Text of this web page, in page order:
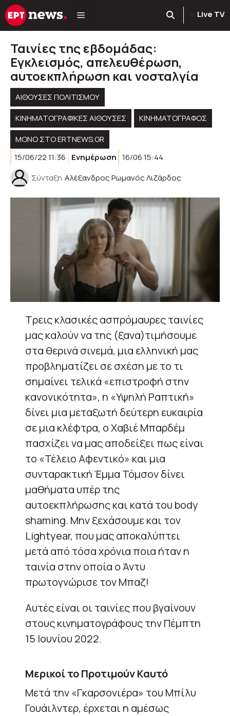
Μετάβαση
σε
Live TV
Ταινίες της εβδομάδας:
Εγκλεισμός, απελευθέρωση,
αυτοεκπλήρωση και νοσταλγία
ΑΊΘΟΥΣΕΣ ΠΟΛΙΤΙΣΜΟΎ
ΚΙΝΗΜΑΤΟΓΡΑΦΙΚΈΣ ΑΊΘΟΥΣΕΣ
ΚΙΝΗΜΑΤΟΓΡΆΦΟΣ
ΜΟΝΟ ΣΤΟ ERTNEWS.GR
15/06/22 11:36
Ενημέρωση 16/06 15:44
Σύνταξη Αλέξανδρος Ρωμανός Λιζάρδος
Τρεις κλασικές ασπρόμαυρες ταινίες
μας καλούν να της (ξανα)τιμήσουμε
στα θερινά σινεμά, μια ελληνική μας
προβληματίζει σε σχέση με το τι
σημαίνει τελικά «επιστροφή στην
κανονικότητα», η «Υψηλή Ραπτική»
δίνει μια μεταξωτή δεύτερη ευκαιρία
σε μια κλέφτρα, ο Χαβιέ Μπαρδέμ
πασχίζει να μας αποδείξει πως είναι
το «Τέλειο Αφεντικό» και μια
συνταρακτική Έμμα Τόμσον δίνει
μαθήματα υπέρ της
αυτοεκπλήρωσης και κατά του body
shaming. Μην ξεχάσουμε και τον
Lightyear, που μας αποκαλύπτει
μετά από τόσα χρόνια ποια ήταν η
ταινία στην οποία ο Άντυ
πρωτογνώρισε τον Μπαζ!
Αυτές είναι οι ταινίες που βγαίνουν
στους κινηματογράφους την Πέμπτη
15 Ιουνίου 2022.
Μερικοί το Προτιμούν Καυτό
Μετά την «Γκαρσονιέρα» του Μπίλυ
Γουάιλντερ, έρχεται η αμέσως